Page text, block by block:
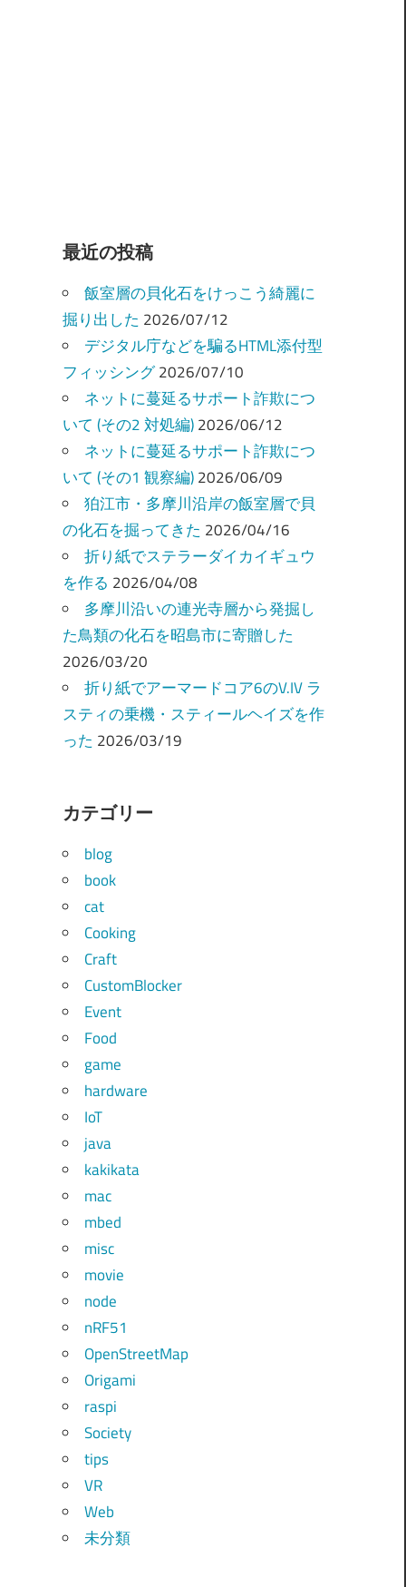
最近の投稿
飯室層の貝化石をけっこう綺麗に
掘り出した 2026/07/12
デジタル庁などを騙るHTML添付型
フィッシング 2026/07/10
ネットに蔓延るサポート詐欺につ
いて (その2 対処編) 2026/06/12
ネットに蔓延るサポート詐欺につ
いて (その1 観察編) 2026/06/09
狛江市・多摩川沿岸の飯室層で貝
の化石を掘ってきた 2026/04/16
折り紙でステラーダイカイギュウ
を作る 2026/04/08
多摩川沿いの連光寺層から発掘し
た鳥類の化石を昭島市に寄贈した
2026/03/20
折り紙でアーマードコア6のV.IV ラ
スティの乗機・スティールヘイズを作
った 2026/03/19
カテゴリー
blog
book
cat
Cooking
Craft
CustomBlocker
Event
Food
game
hardware
IoT
java
kakikata
mac
mbed
misc
movie
node
nRF51
OpenStreetMap
Origami
raspi
Society
tips
VR
Web
未分類